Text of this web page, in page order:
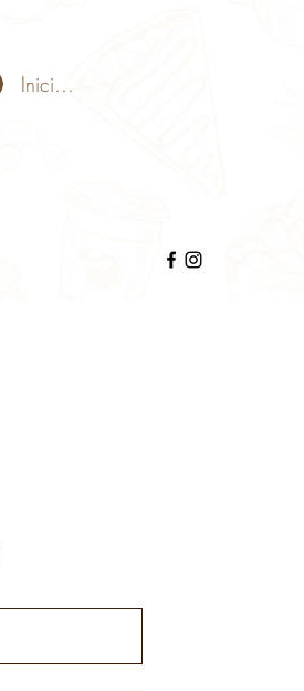
Iniciar sesión